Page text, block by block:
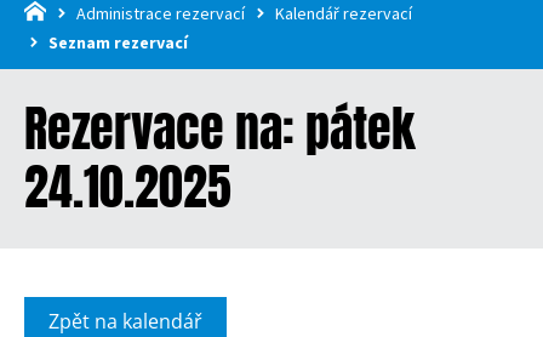
Administrace rezervací
Kalendář rezervací
Seznam rezervací
Rezervace na: pátek
24.10.2025
Zpět na kalendář